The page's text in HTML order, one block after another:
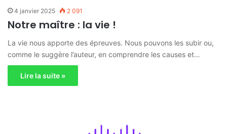
4 janvier 2025 2 091
Notre maître : la vie !
La vie nous apporte des épreuves. Nous pouvons les subir ou,
comme le suggère l’auteur, en comprendre les causes et…
Lire la suite »